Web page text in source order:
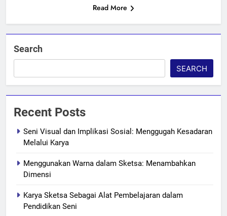
Read More
Search
SEARCH
Recent Posts
Seni Visual dan Implikasi Sosial: Menggugah Kesadaran
Melalui Karya
Menggunakan Warna dalam Sketsa: Menambahkan
Dimensi
Karya Sketsa Sebagai Alat Pembelajaran dalam
Pendidikan Seni